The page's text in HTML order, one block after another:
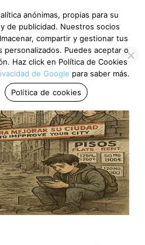
anónimas, propias para su
de publicidad. Nuestros socios
compartir y gestionar tus
Puedes aceptar o
Haz click en Política de Cookies
de Google para saber más.
Política de cookies